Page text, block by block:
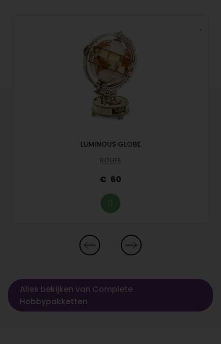
LUMINOUS GLOBE
ROLIFE
60
Alles bekijken van Complete
Hobbypakketten